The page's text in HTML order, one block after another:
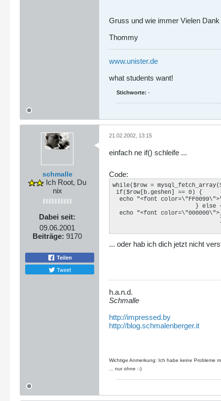
Gruss und wie immer Vielen Dank
Thommy
www.unister.de
what students want!
Stichworte: -
schmalle
Ich Root, Du
nix
Dabei seit:
09.06.2001
Beiträge: 9170
Teilen
Tweet
21.02.2002, 13:15
einfach ne if() schleife ...
Code:
while($row =
if($row[b.geshen] == 0) {
echo "<font
} else
echo "<font
... oder hab ich dich jetzt nicht
h.a.n.d.
Schmalle
http://impressed.by
http://blog.schmalenberger.it
Wichtige Anmerkung: Ich habe keine Probleme
... nur ohne :-)